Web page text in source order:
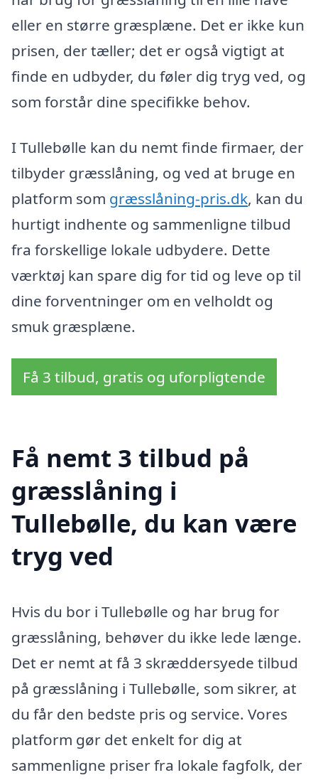
eller en større græsplæne. Det er ikke kun
prisen, der tæller; det er også vigtigt at
finde en udbyder, du føler dig tryg ved, og
som forstår dine specifikke behov.
I Tullebølle kan du nemt finde firmaer, der
tilbyder græsslåning, og ved at bruge en
platform som græsslåning-pris.dk, kan du
hurtigt indhente og sammenligne tilbud
fra forskellige lokale udbydere. Dette
værktøj kan spare dig for tid og leve op til
dine forventninger om en velholdt og
smuk græsplæne.
Få 3 tilbud, gratis og uforpligtende
Få nemt 3 tilbud på
græsslåning i
Tullebølle, du kan være
tryg ved
Hvis du bor i Tullebølle og har brug for
græsslåning, behøver du ikke lede længe.
Det er nemt at få 3 skræddersyede tilbud
på græsslåning i Tullebølle, som sikrer, at
du får den bedste pris og service. Vores
platform gør det enkelt for dig at
sammenligne priser fra lokale fagfolk, der